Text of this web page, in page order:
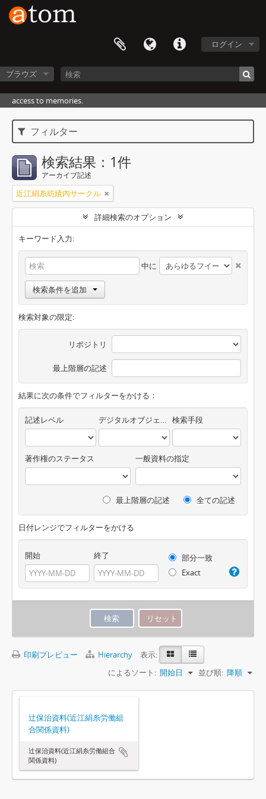
ログイン
ブラウズ
access to memories.
フィルター
検索結果：1件
アーカイブ記述
近江絹糸紡績内サークル
詳細検索のオプション
キーワード入力:
中に
検索条件を追加
検索対象の限定:
リポジトリ
最上階層の記述
結果に次の条件でフィルターをかける：
記述レベル デジタルオブジェクトの有無 検索手段
著作権のステータス 一般資料の指定
最上階層の記述 全ての記述
日付レンジでフィルターをかける
開始 終了
部分一致
Exact
印刷プレビュー Hierarchy
表示:
によるソート: 開始日 並び順: 降順
辻保治資料(近江絹糸労働組
合関係資料)
辻保治資料(近江絹糸労働組合
関係資料)